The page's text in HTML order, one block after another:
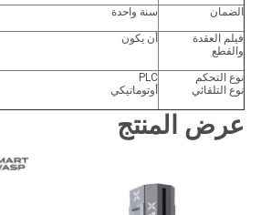
الضمان سنة واحدة
فيلم العقدة
والقطع
أن يكون
نوع التحكم
نوع التلقائي
PLC
أوتوماتيكي
عرض المنتج